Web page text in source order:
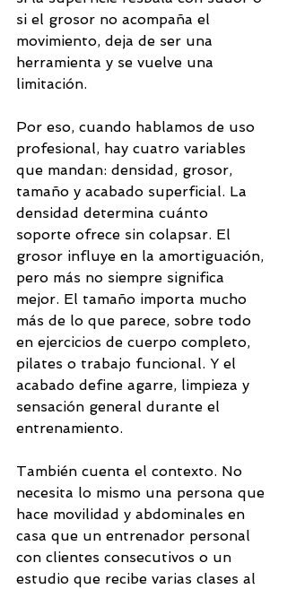
si el grosor no acompaña el
movimiento, deja de ser una
herramienta y se vuelve una
limitación.
Por eso, cuando hablamos de uso
profesional, hay cuatro variables
que mandan: densidad, grosor,
tamaño y acabado superficial. La
densidad determina cuánto
soporte ofrece sin colapsar. El
grosor influye en la amortiguación,
pero más no siempre significa
mejor. El tamaño importa mucho
más de lo que parece, sobre todo
en ejercicios de cuerpo completo,
pilates o trabajo funcional. Y el
acabado define agarre, limpieza y
sensación general durante el
entrenamiento.
También cuenta el contexto. No
necesita lo mismo una persona que
hace movilidad y abdominales en
casa que un entrenador personal
con clientes consecutivos o un
estudio que recibe varias clases al